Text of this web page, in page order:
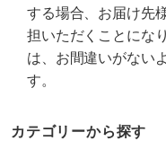
する場合、お届け先
担いただくことにな
は、お間違いがない
す。
カテゴリーから探す